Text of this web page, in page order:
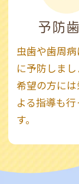
予防
虫歯や歯周
に予防しま
希望の方に
よる指導も行
す。